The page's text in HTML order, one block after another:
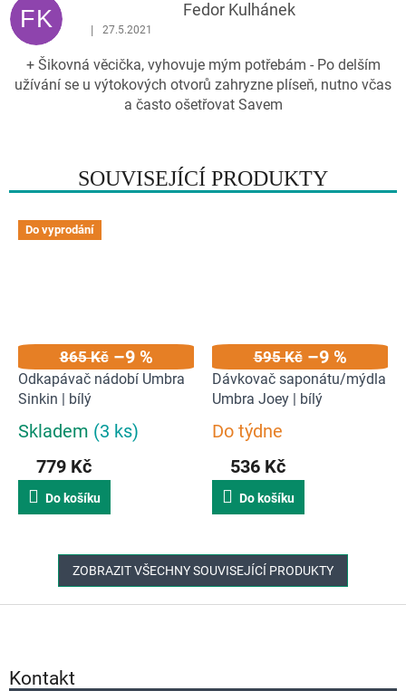
SOUVISEJÍCÍ PRODUKTY
Do vyprodání
865 Kč –9 %
Odkapávač nádobí Umbra
Sinkin | bílý
Průměrné
produktu
je
5,0
z
hvězdiček.
Skladem (3 ks)
779 Kč
Do košíku
595 Kč –9 %
Dávkovač saponátu/mýdla
Umbra Joey | bílý
Průměrné
produktu
je
5,0
z
hvězdiček.
Do týdne
536 Kč
Do košíku
ZOBRAZIT VŠECHNY SOUVISEJÍCÍ PRODUKTY
p
i
o
e
n
FK Fedor Kulhánek
Hodnocení produktu je 5 z 5 hvězdiček.
| 27.5.2021
+ Šikovná věcička, vyhovuje mým potřebám - Po delším
užívání se u výtokových otvorů zahryzne plíseň, nutno včas
a často ošetřovat Savem
Kontakt